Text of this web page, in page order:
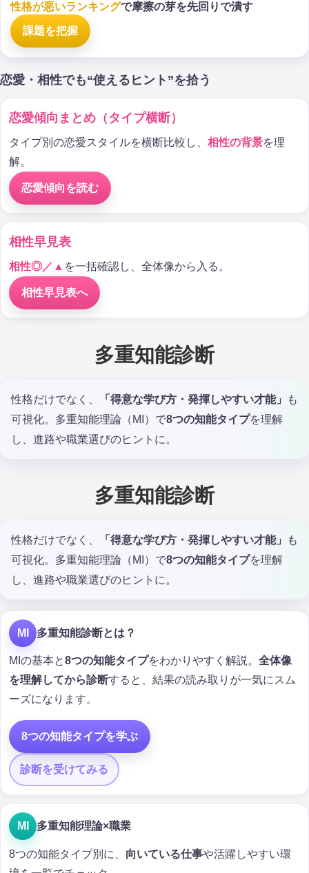
性格が悪いランキングで摩擦の芽を先回りで潰す
課題を把握
恋愛・相性でも“使えるヒント”を拾う
恋愛傾向まとめ（タイプ横断）
タイプ別の恋愛スタイルを横断比較し、 相性の背景を理
解。
恋愛傾向を読む
相性早見表
相性◎／▲ を一括確認し、全体像から入る。
相性早見表へ
多重知能診断
性格だけでなく、 「得意な学び方・発揮しやすい才能」
も
可視化。多重知能理論（MI）で8つの知能タイプを理解
し、進路や職業選びのヒントに。
多重知能診断
性格だけでなく、 「得意な学び方・発揮しやすい才能」
も
可視化。多重知能理論（MI）で8つの知能タイプを理解
し、進路や職業選びのヒントに。
MI 多重知能診断とは？
MIの基本と8つの知能タイプをわかりやすく解説。 全体像
を理解してから診断すると、結果の読み取りが一気にスム
ーズになります。
8つの知能タイプを学ぶ
診断を受けてみる
MI 多重知能理論×職業
8つの知能タイプ別に、 向いている仕事や活躍しやすい環